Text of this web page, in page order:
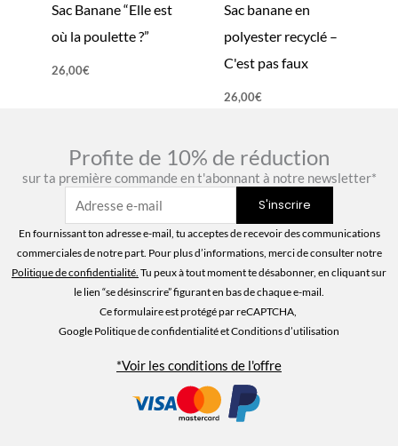
Sac Banane “Elle est
où la poulette ?”
26,00€
Sac banane en
polyester recyclé –
C'est pas faux
26,00€
Profite de 10% de réduction
sur ta première commande en t'abonnant à notre newsletter*
En fournissant ton adresse e-mail, tu acceptes de recevoir des communications
commerciales de notre part. Pour plus d’informations, merci de consulter notre
Politique de confidentialité. Tu peux à tout moment te désabonner, en cliquant sur
le lien “se désinscrire” figurant en bas de chaque e-mail.
Ce formulaire est protégé par reCAPTCHA,
Google Politique de confidentialitéet Conditions d’utilisation
*Voir les conditions de l'offre